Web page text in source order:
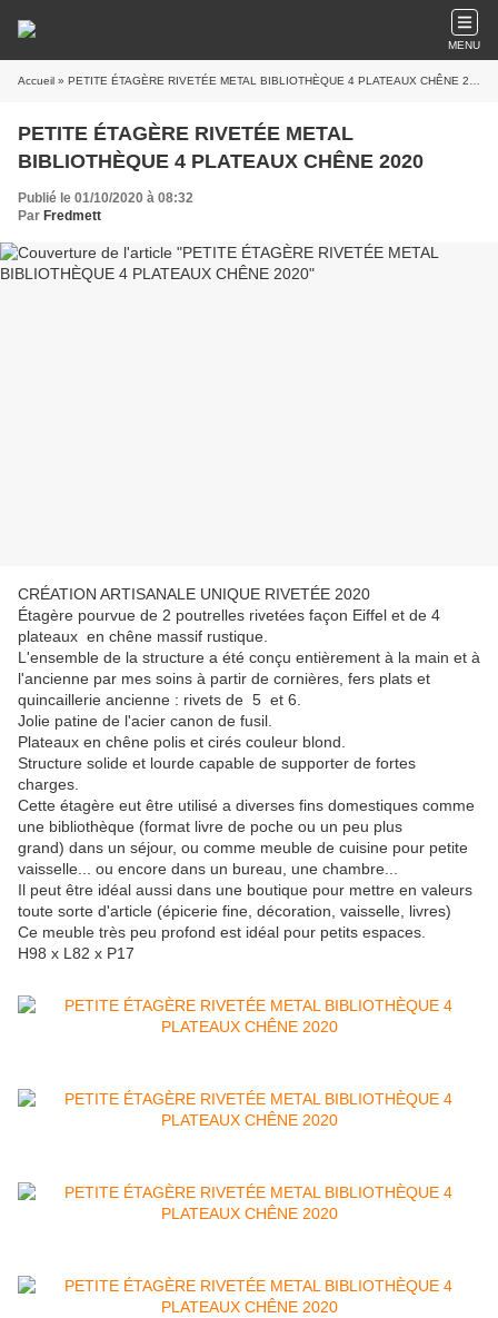
MENU
Accueil » PETITE ÉTAGÈRE RIVETÉE METAL BIBLIOTHÈQUE 4 PLATEAUX CHÊNE 2020
PETITE ÉTAGÈRE RIVETÉE METAL
BIBLIOTHÈQUE 4 PLATEAUX CHÊNE 2020
Publié le 01/10/2020 à 08:32
Par Fredmett
CRÉATION ARTISANALE UNIQUE RIVETÉE 2020
Étagère pourvue de 2 poutrelles rivetées façon Eiffel et de 4
plateaux en chêne massif rustique.
L'ensemble de la structure a été conçu entièrement à la main et à
l'ancienne par mes soins à partir de cornières, fers plats et
quincaillerie ancienne : rivets de 5 et 6.
Jolie patine de l'acier canon de fusil.
Plateaux en chêne polis et cirés couleur blond.
Structure solide et lourde capable de supporter de fortes
charges.
Cette étagère eut être utilisé a diverses fins domestiques comme
une bibliothèque (format livre de poche ou un peu plus
grand) dans un séjour, ou comme meuble de cuisine pour petite
vaisselle... ou encore dans un bureau, une chambre...
Il peut être idéal aussi dans une boutique pour mettre en valeurs
toute sorte d'article (épicerie fine, décoration, vaisselle, livres)
Ce meuble très peu profond est idéal pour petits espaces.
H98 x L82 x P17